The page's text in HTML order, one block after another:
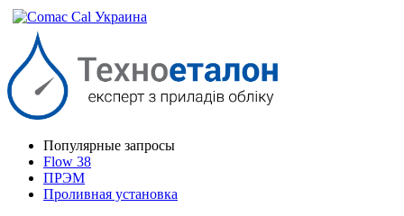
Популярные запросы
Flow 38
ПРЭМ
Проливная установка